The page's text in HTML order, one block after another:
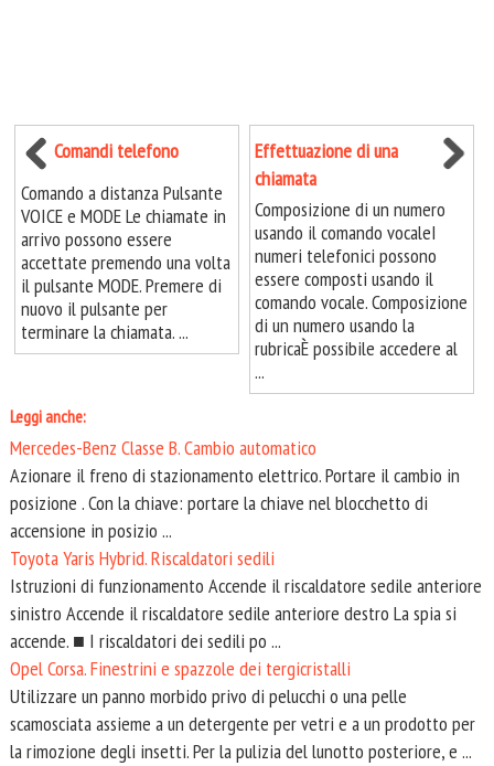
Comandi telefono
Comando a distanza Pulsante
VOICE e MODE Le chiamate in
arrivo possono essere
accettate premendo una volta
il pulsante MODE. Premere di
nuovo il pulsante per
terminare la chiamata. ...
Effettuazione di una
chiamata
Composizione di un numero
usando il comando vocaleI
numeri telefonici possono
essere composti usando il
comando vocale. Composizione
di un numero usando la
rubricaÈ possibile accedere al
...
Leggi anche:
Mercedes-Benz Classe B. Cambio automatico
Azionare il freno di stazionamento elettrico. Portare il cambio in
posizione . Con la chiave: portare la chiave nel blocchetto di
accensione in posizio ...
Toyota Yaris Hybrid. Riscaldatori sedili
Istruzioni di funzionamento Accende il riscaldatore sedile anteriore
sinistro Accende il riscaldatore sedile anteriore destro La spia si
accende. ■ I riscaldatori dei sedili po ...
Opel Corsa. Finestrini e spazzole dei tergicristalli
Utilizzare un panno morbido privo di pelucchi o una pelle
scamosciata assieme a un detergente per vetri e a un prodotto per
la rimozione degli insetti. Per la pulizia del lunotto posteriore, e ...